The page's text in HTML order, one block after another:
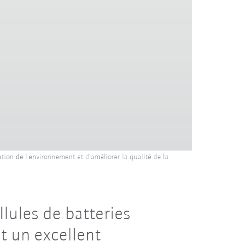
de l'environnement et d'améliorer la qualité de la
de batteries
un excellent